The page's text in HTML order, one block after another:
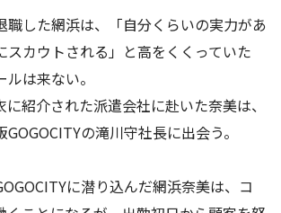
職した網浜は、「自分くらいの実力があ
スカウトされる」と高をくくっていた
は来ない。
に紹介された派遣会社に赴いた奈美は、
の滝川守社長に出会う。
に潜り込んだ網浜奈美は、コ